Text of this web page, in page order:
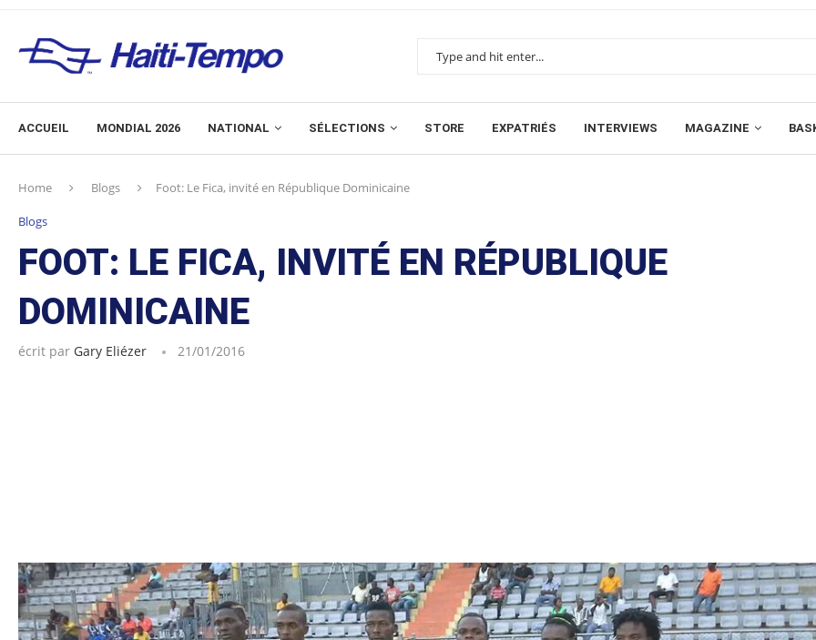
ACCUEIL MONDIAL 2026 NATIONAL SÉLECTIONS STORE EXPATRIÉS INTERVIEWS MAGAZINE
Home Blogs Foot: Le Fica, invité en République Dominicaine
Blogs
FOOT: LE FICA, INVITÉ EN RÉPUBLIQUE
DOMINICAINE
écrit par Gary Eliézer 21/01/2016